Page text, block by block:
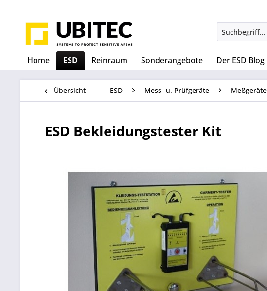
Home ESD Reinraum Sonderangebote Der ESD Blog
Übersicht ESD Mess- u. Prüfgeräte Meßgeräte
ESD Bekleidungstester Kit